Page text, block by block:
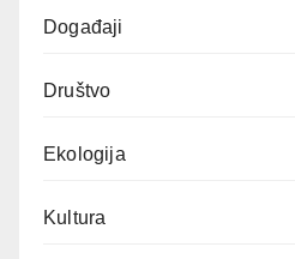
Događaji
Društvo
Ekologija
Kultura